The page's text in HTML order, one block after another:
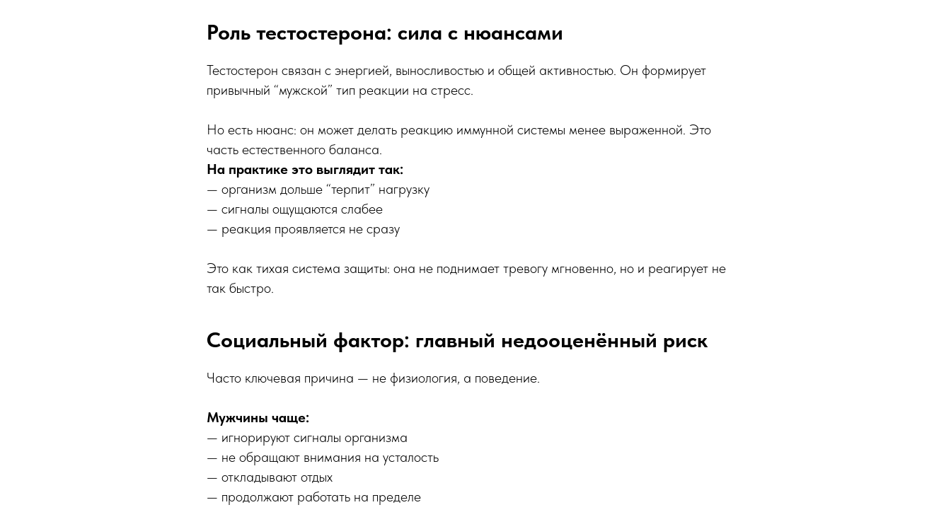
Роль тестостерона: сила с нюансами
Тестостерон связан с энергией, выносливостью и общей активностью. Он формирует
привычный “мужской” тип реакции на стресс.
Но есть нюанс: он может делать реакцию иммунной системы менее выраженной. Это
часть естественного баланса.
На практике это выглядит так:
— организм дольше “терпит” нагрузку
— сигналы ощущаются слабее
— реакция проявляется не сразу
Это как тихая система защиты: она не поднимает тревогу мгновенно, но и реагирует не
так быстро.
Социальный фактор: главный недооценённый риск
Часто ключевая причина — не физиология, а поведение.
Мужчины чаще:
— игнорируют сигналы организма
— не обращают внимания на усталость
— откладывают отдых
— продолжают работать на пределе